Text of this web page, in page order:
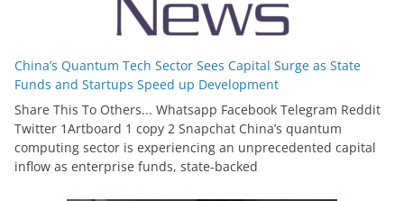
China’s Quantum Tech Sector Sees Capital Surge as State
Funds and Startups Speed up Development
Share This To Others... Whatsapp Facebook Telegram Reddit
Twitter 1Artboard 1 copy 2 Snapchat China’s quantum
computing sector is experiencing an unprecedented capital
inflow as enterprise funds, state-backed